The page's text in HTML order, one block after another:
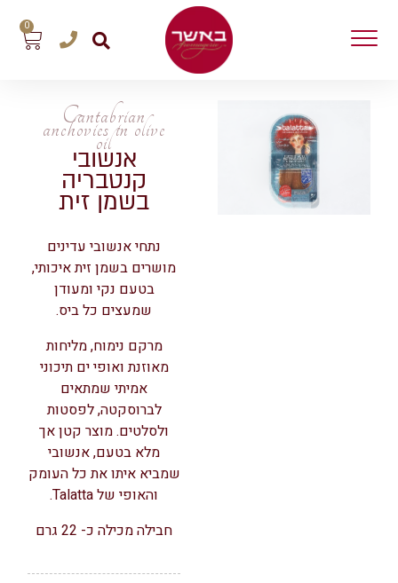
0
Cantabrian
anchovies in olive
oil
אנשובי
קנטבריה
בשמן זית
נתחי אנשובי עדינים
מושרים בשמן זית איכותי,
בטעם נקי ומעודן
שמעצים כל ביס.
מרקם נימוח, מליחות
מאוזנת ואופי ים תיכוני
אמיתי שמתאים
לברוסקטה, לפסטות
ולסלטים. מוצר קטן אך
מלא בטעם, אנשובי
שמביא איתו את כל העומק
והאופי של Talatta.
חבילה מכילה כ- 22 גרם